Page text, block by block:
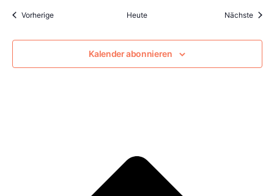
VorherigeVeranstaltungen Heute Nächste
Kalender abonnieren